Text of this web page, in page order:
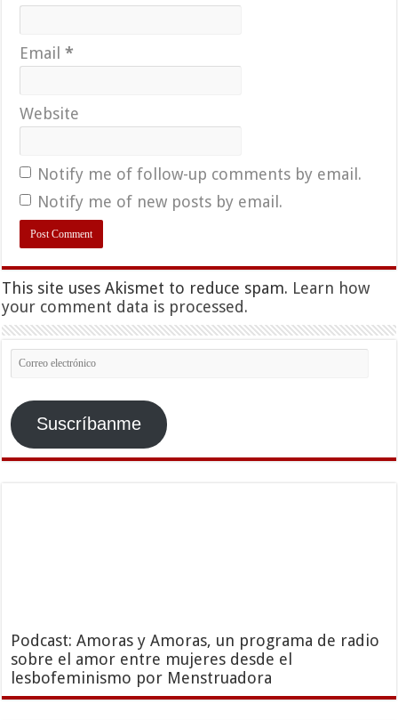
Email*
Website
Notify me of follow-up comments by email.
Notify me of new posts by email.
This site uses Akismet to reduce spam. Learn how
your comment data is processed.
Correo
electrónico
Suscríbanme
Podcast: Amoras y Amoras, un programa de radio
sobre el amor entre mujeres desde el
lesbofeminismo por Menstruadora